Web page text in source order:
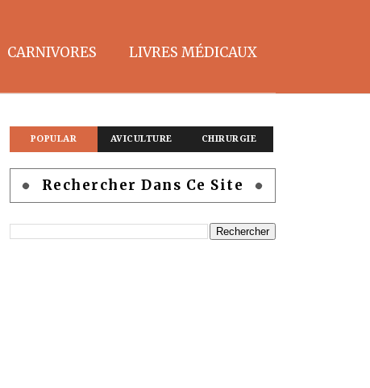
CARNIVORES LIVRES MÉDICAUX
POPULAR AVICULTURE CHIRURGIE
Rechercher Dans Ce Site